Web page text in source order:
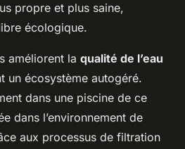
propre et plus saine,
écologique.
améliorent la qualité de l’eau
un écosystème autogéré.
dans une piscine de ce
dans l’environnement de
aux processus de filtration